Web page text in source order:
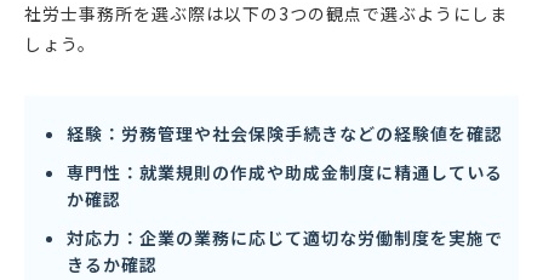
社労士事務所を選ぶ際は以下の3つの観点で選ぶようにしま
しょう。
経験：労務管理や社会保険手続きなどの経験値を確認
専門性：就業規則の作成や助成金制度に精通している
か確認
対応力：企業の業務に応じて適切な労働制度を実施で
きるか確認